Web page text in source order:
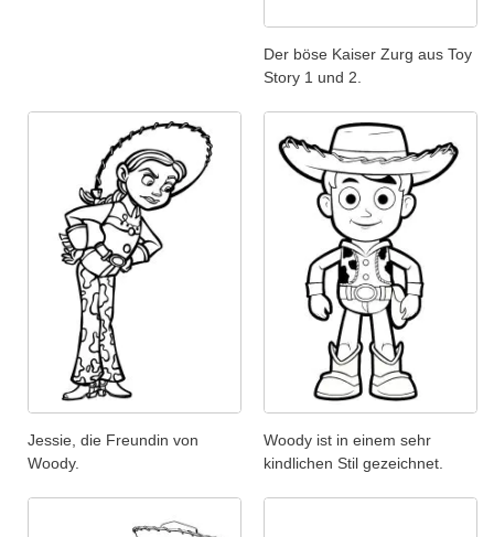
Der böse Kaiser Zurg aus Toy
Story 1 und 2.
Jessie, die Freundin von
Woody.
Woody ist in einem sehr
kindlichen Stil gezeichnet.